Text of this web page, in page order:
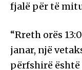
fjalë për të
“Rreth orës
janar, një
përfshirë